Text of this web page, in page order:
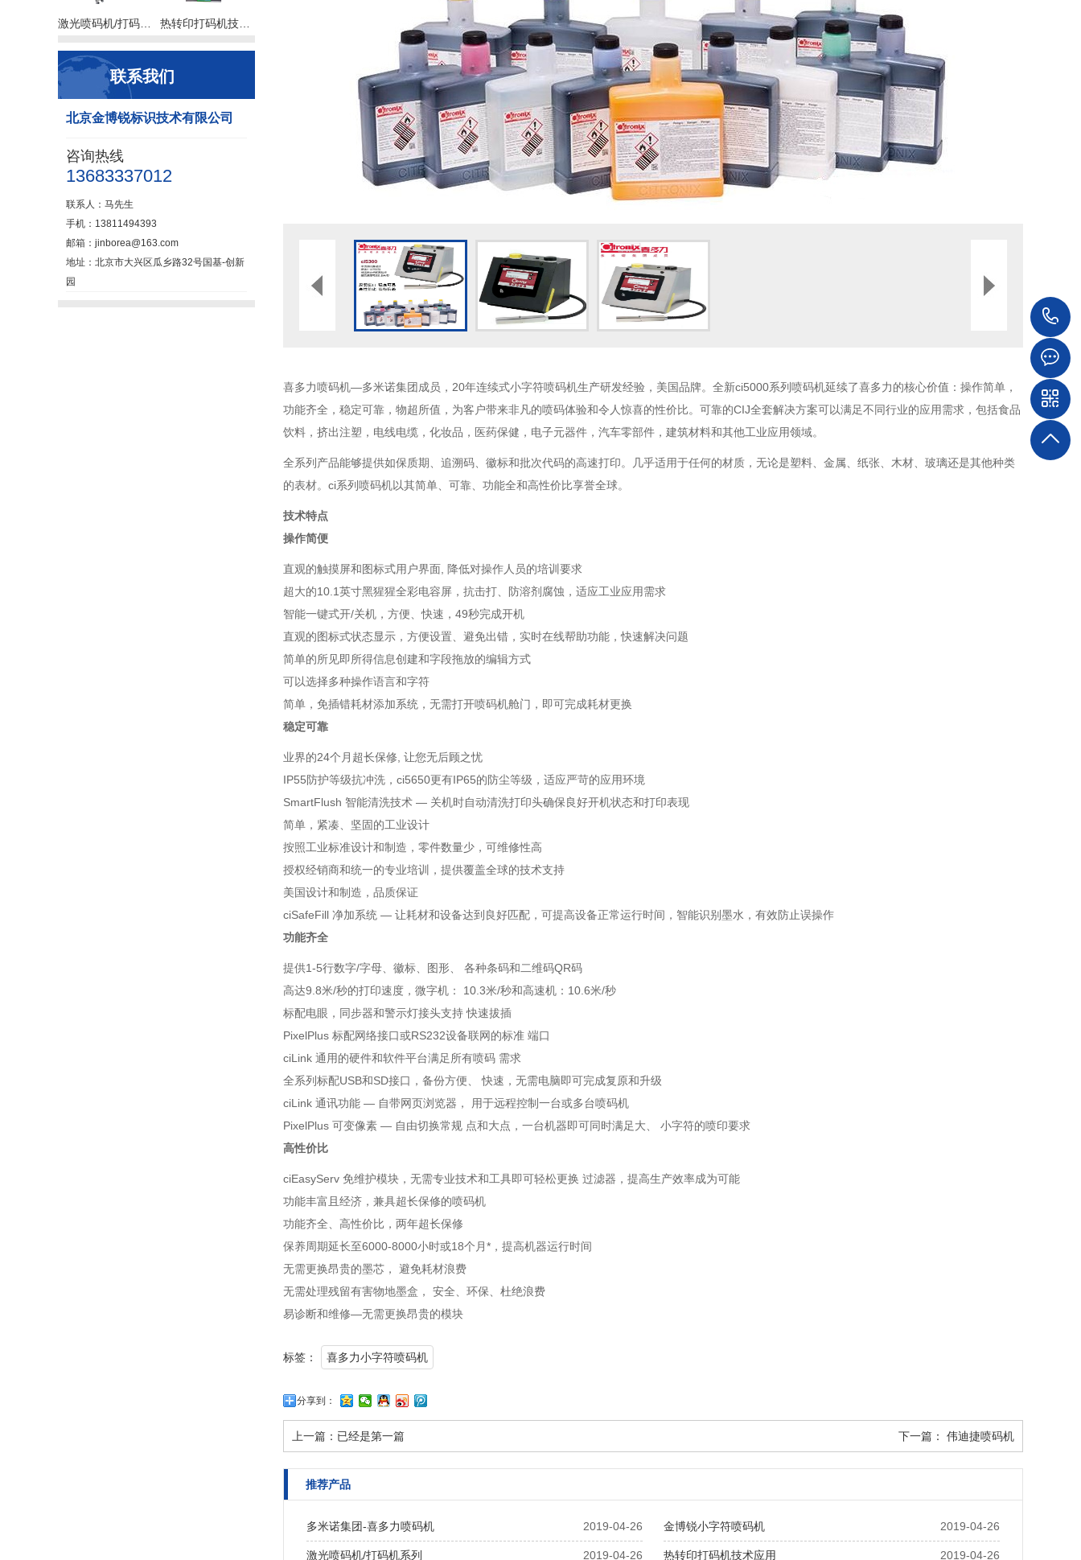
联系我们
北京金博锐标识技术有限公司
咨询热线
13683337012
联系人：马先生
手机：13811494393
邮箱：jinborea@163.com
地址：北京市大兴区瓜乡路32号国基-创新
园
喜多力喷码机—多米诺集团成员，20年连续式小字符喷码机生产研发经验，美国品牌。全新ci5000系列喷码机延续了喜多力的核心价值：操作简单，
功能齐全，稳定可靠，物超所值，为客户带来非凡的喷码体验和令人惊喜的性价比。可靠的CIJ全套解决方案可以满足不同行业的应用需求，包括食品
饮料，挤出注塑，电线电缆，化妆品，医药保健，电子元器件，汽车零部件，建筑材料和其他工业应用领域。
全系列产品能够提供如保质期、追溯码、徽标和批次代码的高速打印。几乎适用于任何的材质，无论是塑料、金属、纸张、木材、玻璃还是其他种类
的表材。ci系列喷码机以其简单、可靠、功能全和高性价比享誉全球。
技术特点
操作简便
直观的触摸屏和图标式用户界面, 降低对操作人员的培训要求
超大的10.1英寸黑猩猩全彩电容屏，抗击打、防溶剂腐蚀，适应工业应用需求
智能一键式开/关机，方便、快速，49秒完成开机
直观的图标式状态显示，方便设置、避免出错，实时在线帮助功能，快速解决问题
简单的所见即所得信息创建和字段拖放的编辑方式
可以选择多种操作语言和字符
简单，免插错耗材添加系统，无需打开喷码机舱门，即可完成耗材更换
稳定可靠
业界的24个月超长保修, 让您无后顾之忧
IP55防护等级抗冲洗，ci5650更有IP65的防尘等级，适应严苛的应用环境
SmartFlush 智能清洗技术 — 关机时自动清洗打印头确保良好开机状态和打印表现
简单，紧凑、坚固的工业设计
按照工业标准设计和制造，零件数量少，可维修性高
授权经销商和统一的专业培训，提供覆盖全球的技术支持
美国设计和制造，品质保证
ciSafeFill 净加系统 — 让耗材和设备达到良好匹配，可提高设备正常运行时间，智能识别墨水，有效防止误操作
功能齐全
提供1-5行数字/字母、徽标、图形、 各种条码和二维码QR码
高达9.8米/秒的打印速度，微字机： 10.3米/秒和高速机：10.6米/秒
标配电眼，同步器和警示灯接头支持 快速拔插
PixelPlus 标配网络接口或RS232设备联网的标准 端口
ciLink 通用的硬件和软件平台满足所有喷码 需求
全系列标配USB和SD接口，备份方便、 快速，无需电脑即可完成复原和升级
ciLink 通讯功能 — 自带网页浏览器， 用于远程控制一台或多台喷码机
PixelPlus 可变像素 — 自由切换常规 点和大点，一台机器即可同时满足大、 小字符的喷印要求
高性价比
ciEasyServ 免维护模块，无需专业技术和工具即可轻松更换 过滤器，提高生产效率成为可能
功能丰富且经济，兼具超长保修的喷码机
功能齐全、高性价比，两年超长保修
保养周期延长至6000-8000小时或18个月*，提高机器运行时间​
无需更换昂贵的墨芯， 避免耗材浪费
无需处理残留有害物地墨盒， 安全、环保、杜绝浪费
易诊断和维修—无需更换昂贵的模块
标签： 喜多力小字符喷码机
分享到：
上一篇： 已经是第一篇 下一篇： 伟迪捷喷码机
推荐产品
2019-04-26
多米诺集团-喜多力喷码机 2019-04-26
金博锐小字符喷码机
2019-04-26
激光喷码机/打码机系列 2019-04-26
热转印打码机技术应用